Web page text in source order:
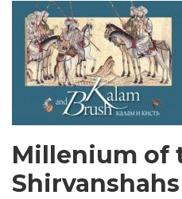
Millenium of
Shirvanshahs